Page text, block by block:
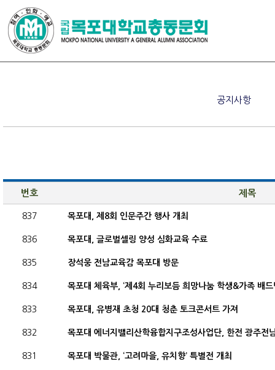
공지사항
번호 제목
837 목포대, 제8회 인문주간 행사 개최
836 목포대, 글로벌셀링 양성 심화교육 수료
835 장석웅 전남교육감 목포대 방문
834 목포대 체육부, ‘제4회 누리보듬 희망나눔 학생&가족 배드
833 목포대, 유병재 초청 20대 청춘 토크콘서트 가져
832 목포대 에너지밸리산학융합지구조성사업단, 한전 광주전
831 목포대 박물관, ‘고려마을, 유치향’ 특별전 개최